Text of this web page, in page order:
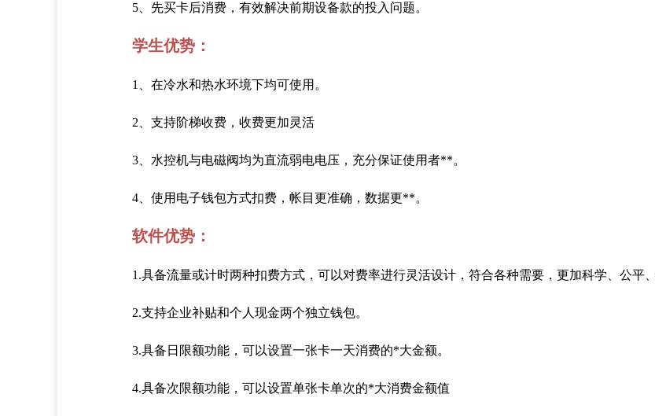
5、先买卡后消费，有效解决前期设备款的投入问题。
学生优势：
1、在冷水和热水环境下均可使用。
2、支持阶梯收费，收费更加灵活
3、水控机与电磁阀均为直流弱电电压，充分保证使用者**。
4、使用电子钱包方式扣费，帐目更准确，数据更**。
软件优势：
1.具备流量或计时两种扣费方式，可以对费率进行灵活设计，符合各种需要，更加科学、公平、
2.支持企业补贴和个人现金两个独立钱包。
3.具备日限额功能，可以设置一张卡一天消费的*大金额。
4.具备次限额功能，可以设置单张卡单次的*大消费金额值